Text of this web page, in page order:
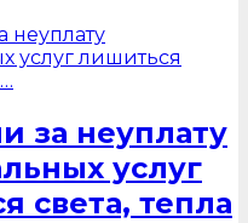
за неуплату
услуг
света, тепла